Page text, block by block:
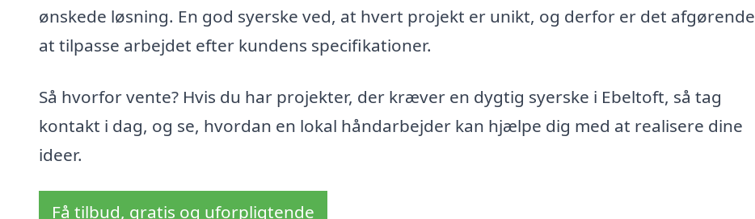
ønskede løsning. En god syerske ved, at hvert projekt er unikt, og derfor er det afgørende
at tilpasse arbejdet efter kundens specifikationer.
Så hvorfor vente? Hvis du har projekter, der kræver en dygtig syerske i Ebeltoft, så tag
kontakt i dag, og se, hvordan en lokal håndarbejder kan hjælpe dig med at realisere dine
ideer.
Få tilbud, gratis og uforpligtende